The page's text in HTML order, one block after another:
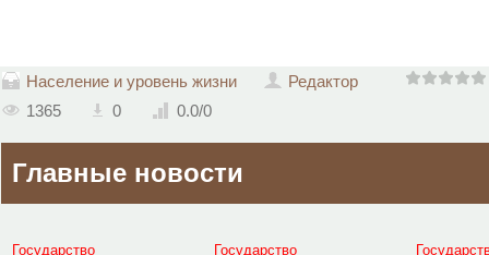
Население и уровень жизни
Редактор
1365
0 0.0/0
Главные новости
Государство Государство